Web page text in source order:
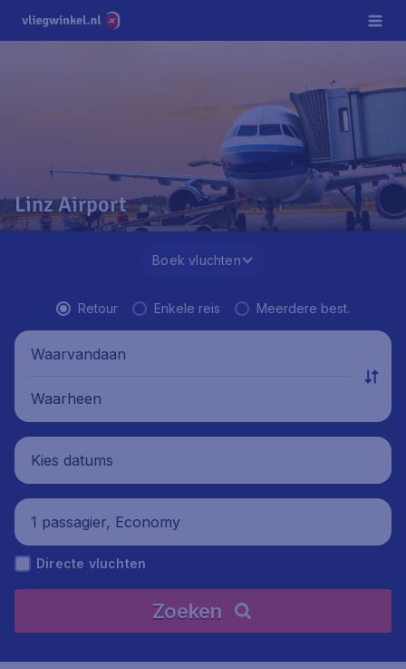
Linz Airport
Boek vluchten
Retour Enkele reis Meerdere best.
Waarvandaan
Waarheen
Kies datums
1 passagier, Economy
Directe vluchten
Zoeken